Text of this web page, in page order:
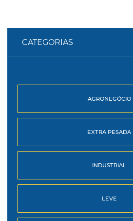
CATEGORIAS
AGRONEGÓCIO
EXTRA PESADA
INDUSTRIAL
LEVE